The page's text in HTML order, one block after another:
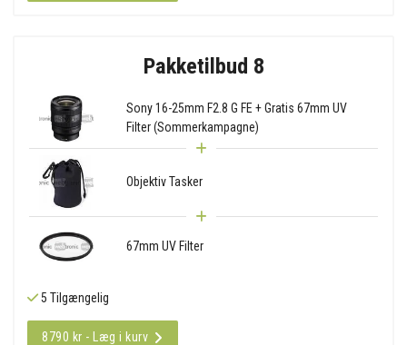
Pakketilbud 8
Sony 16-25mm F2.8 G FE + Gratis 67mm UV
Filter (Sommerkampagne)
Objektiv Tasker
67mm UV Filter
5 Tilgængelig
8790 kr - Læg i kurv